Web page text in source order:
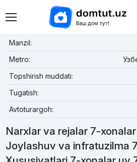
Manzil:
Metro:
Topshirish muddati:
Tugatish:
Avtoturargoh:
Narxlar va rejalar 7-
Joylashuv va infratuzilma